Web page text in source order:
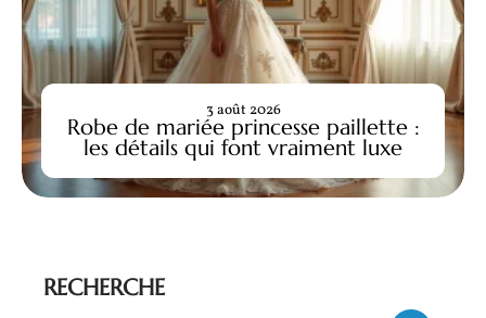
Robe de mariée princesse paillette :
les détails qui font vraiment luxe
3 août 2026
RECHERCHE